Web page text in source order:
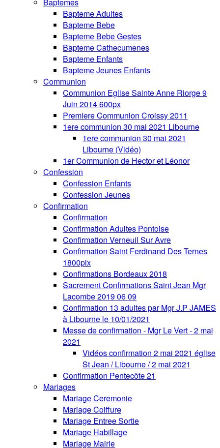
Baptemes
Bapteme Adultes
Bapteme Bebe
Bapteme Bebe Gestes
Bapteme Cathecumenes
Bapteme Enfants
Bapteme Jeunes Enfants
Communion
Communion Eglise Sainte Anne Riorge 9
Juin 2014 600px
Premiere Communion Croissy 2011
1ere communion 30 mai 2021 Libourne
1ere communion 30 mai 2021
Libourne (Vidéo)
1er Communion de Hector et Léonor
Confession
Confession Enfants
Confession Jeunes
Confirmation
Confirmation
Confirmation Adultes Pontoise
Confirmation Verneuil Sur Avre
Confirmation Saint Ferdinand Des Ternes
1800pix
Confirmations Bordeaux 2018
Sacrement Confirmations Saint Jean Mgr
Lacombe 2019 06 09
Confirmation 13 adultes par Mgr J.P JAMES
à Libourne le 10/01/2021
Messe de confirmation - Mgr Le Vert - 2 mai
2021
Vidéos confirmation 2 mai 2021 église
St Jean / Libourne / 2 mai 2021
Confirmation Pentecôte 21
Mariages
Mariage Ceremonie
Mariage Coiffure
Mariage Entree Sortie
Mariage Habillage
Mariage Mairie